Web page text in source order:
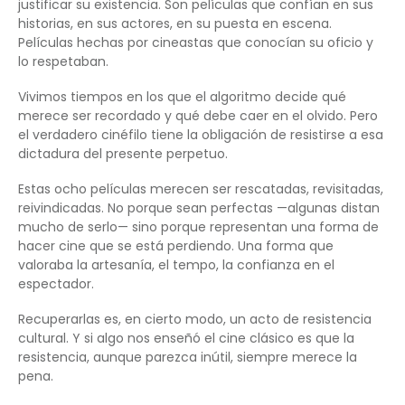
justificar su existencia. Son películas que confían en sus
historias, en sus actores, en su puesta en escena.
Películas hechas por cineastas que conocían su oficio y
lo respetaban.
Vivimos tiempos en los que el algoritmo decide qué
merece ser recordado y qué debe caer en el olvido. Pero
el verdadero cinéfilo tiene la obligación de resistirse a esa
dictadura del presente perpetuo.
Estas ocho películas merecen ser rescatadas, revisitadas,
reivindicadas. No porque sean perfectas —algunas distan
mucho de serlo— sino porque representan una forma de
hacer cine que se está perdiendo. Una forma que
valoraba la artesanía, el tempo, la confianza en el
espectador.
Recuperarlas es, en cierto modo, un acto de resistencia
cultural. Y si algo nos enseñó el cine clásico es que la
resistencia, aunque parezca inútil, siempre merece la
pena.